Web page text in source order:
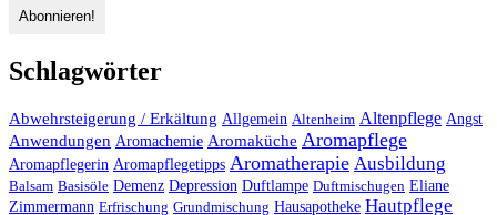
Schlagwörter
Abwehrsteigerung / Erkältung Allgemein Altenheim Altenpflege Angst
Anwendungen Aromachemie Aromaküche Aromapflege
Aromapflegerin Aromapflegetipps Aromatherapie Ausbildung
Balsam Basisöle Demenz Depression Duftlampe Duftmischugen Eliane
Zimmermann Erfrischung Grundmischung Hausapotheke Hautpflege